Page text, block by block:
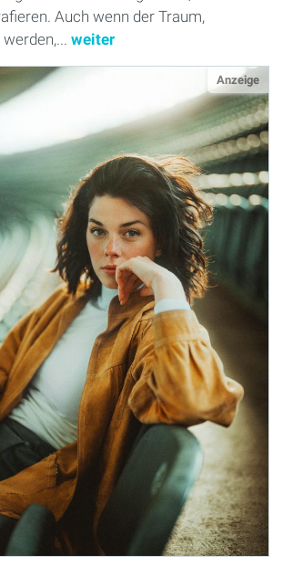
Auch wenn der Traum,
weiter
Anzeige